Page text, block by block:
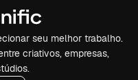
seu melhor trabalho.
criativos, empresas,